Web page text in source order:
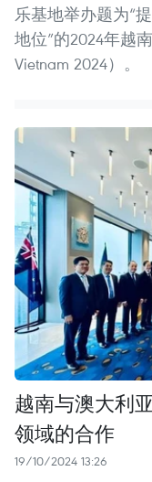
乐基地举办题为“
地位”的2024年越
Vietnam 2024）。
越南与澳大利
领域的合作
19/10/2024 13:26